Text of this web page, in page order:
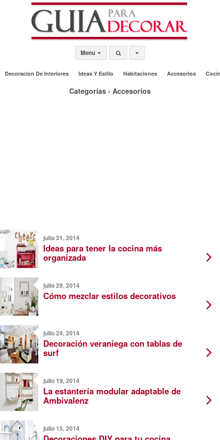
Menu
Decoracion De Interiores Ideas Y Estilo Habitaciones Accesorios
Categorías › Accesorios
julio 31, 2014
Ideas para tener la cocina más
organizada
julio 29, 2014
Cómo mezclar estilos decorativos
julio 24, 2014
Decoración veraniega con tablas de
surf
julio 19, 2014
La estantería modular adaptable de
Ambivalenz
julio 15, 2014